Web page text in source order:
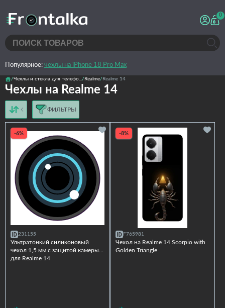
0
Популярное: чехлы на iPhone 18 Pro Max
Чехлы и стекла для телефо... Realme Realme 14
Чехлы на Realme 14
от дешёвых к дорогим
от дорогих к дешёвым
по имени
новинки
ФИЛЬТРЫ
-6%
231155
Ультратонкий силиконовый
чехол 1,5 мм с защитой камеры
для Realme 14
-8%
F765981
Чехол на Realme 14 Scorpio with
Golden Triangle